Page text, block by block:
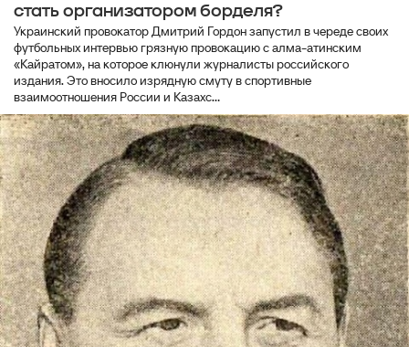
стать организатором борделя?
Украинский провокатор Дмитрий Гордон запустил в череде своих
футбольных интервью грязную провокацию с алма-атинским
«Кайратом», на которое клюнули журналисты российского
издания. Это вносило изрядную смуту в спортивные
взаимоотношения России и Казахс...